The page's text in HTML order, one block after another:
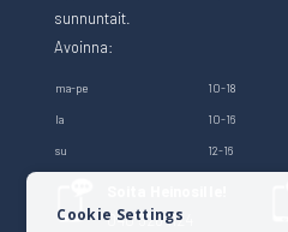
sunnuntait.
Avoinna:
ma-pe 10-18
la 10-16
su 12-16
040 528 1124
Cookie Settings